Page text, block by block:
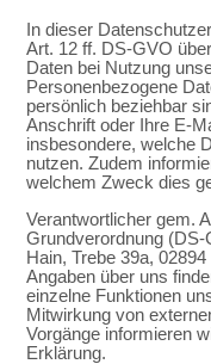
In dieser
Art. 12 ff. DS-GVO
Daten bei Nutzung
Personenbezogene
persönlich beziehbar
Anschrift oder Ihre E-
insbesondere, welche
nutzen. Zudem
welchem Zweck dies
Verantwortlicher gem.
Grundverordnung
Hain, Trebe 39a,
Angaben über uns
einzelne Funktionen
Mitwirkung von
Vorgänge informieren
Erklärung.